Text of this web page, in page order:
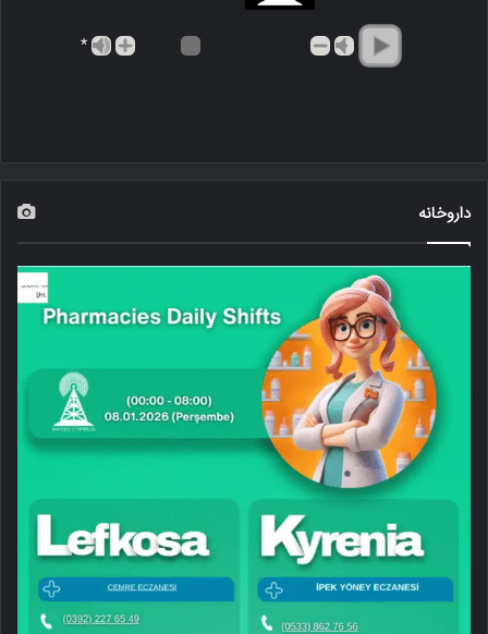
*
داروخانه